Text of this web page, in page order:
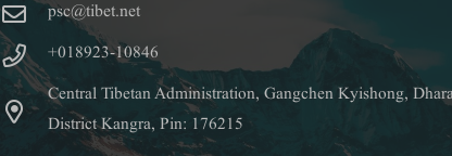
psc@tibet.net
+018923-10846
Central Tibetan Administration, Gangchen Kyishong,
District Kangra, Pin: 176215